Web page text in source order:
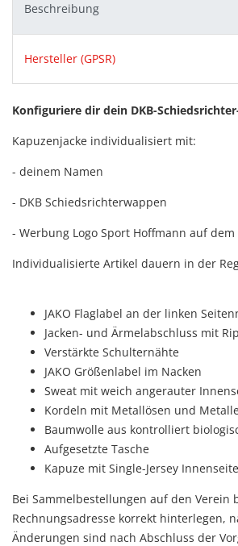
Beschreibung
Hersteller (GPSR)
Konfiguriere dir dein DKB-
Kapuzenjacke individualisiert mit:
- deinem Namen
- DKB Schiedsrichterwappen
- Werbung Logo Sport Hoffmann auf dem
Individualisierte Artikel dauern in der
JAKO Flaglabel an der linken
Jacken- und Ärmelabschluss mit
Verstärkte Schulternähte
JAKO Größenlabel im Nacken
Sweat mit weich angerauter
Kordeln mit Metallösen und
Baumwolle aus kontrolliert
Aufgesetzte Tasche
Kapuze mit Single-Jersey Innenseite
Bei Sammelbestellungen auf den Verein
Rechnungsadresse korrekt hinterlegen,
Änderungen sind nach Abschluss der